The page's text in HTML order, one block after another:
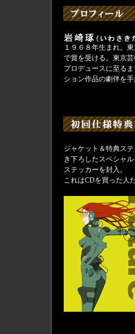
１９６８年生まれ。
で賞を受ける。東京
プロデュースに至る
ション作品の劇伴を手
ジャケット＆特典ス
き下ろしたスペシャ
ステッカーを封入。
これはCDを買った人